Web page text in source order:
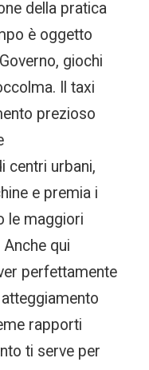
della pratica
è oggetto
giochi
Il taxi
prezioso
centri urbani,
e premia i
le maggiori
Anche qui
perfettamente
rapporti
ti serve per